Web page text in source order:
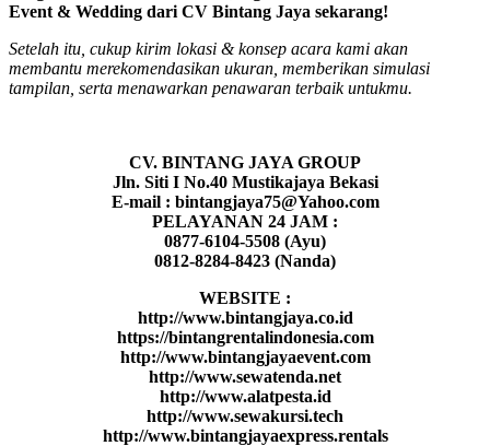
Event & Wedding dari CV Bintang Jaya sekarang!
Setelah itu, cukup kirim lokasi & konsep acara kami akan
membantu merekomendasikan ukuran, memberikan simulasi
tampilan, serta menawarkan penawaran terbaik untukmu.
CV. BINTANG JAYA GROUP
Jln. Siti I No.40 Mustikajaya Bekasi
E-mail : bintangjaya75@Yahoo.com
PELAYANAN 24 JAM :
0877-6104-5508 (Ayu)
0812-8284-8423 (Nanda)
WEBSITE :
http://www.bintangjaya.co.id
https://bintangrentalindonesia.com
http://www.bintangjayaevent.com
http://www.sewatenda.net
http://www.alatpesta.id
http://www.sewakursi.tech
http://www.bintangjayaexpress.rentals